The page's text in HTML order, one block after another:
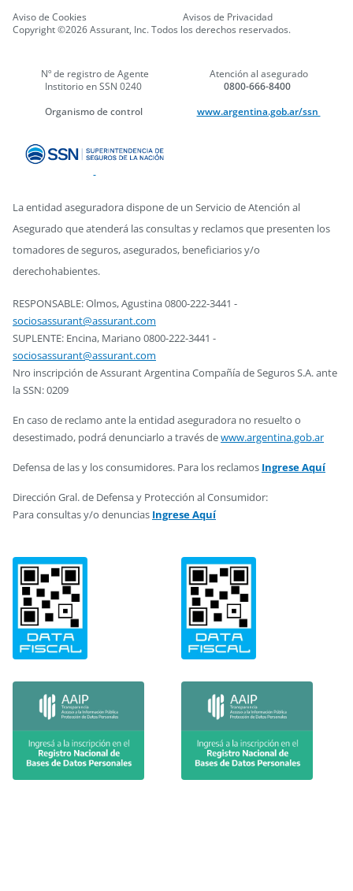
Copyright ©2026 Assurant, Inc. Todos los derechos reservados.
Aviso de Cookies
Avisos de Privacidad
Nº de registro de Agente
Institorio en SSN 0240
Atención al asegurado
0800-666-8400
Organismo de control
www.argentina.gob.ar/ssn
La entidad aseguradora dispone de un Servicio de Atención al
Asegurado que atenderá las consultas y reclamos que presenten los
tomadores de seguros, asegurados, beneficiarios y/o
derechohabientes.
RESPONSABLE: Olmos, Agustina 0800-222-3441 -
sociosassurant@assurant.com
SUPLENTE: Encina, Mariano 0800-222-3441 -
sociosassurant@assurant.com
Nro inscripción de Assurant Argentina Compañía de Seguros S.A. ante
la SSN: 0209
En caso de reclamo ante la entidad aseguradora no resuelto o
desestimado, podrá denunciarlo a través dewww.argentina.gob.ar
Defensa de las y los consumidores. Para los reclamos Ingrese Aquí
Dirección Gral. de Defensa y Protección al Consumidor:
Para consultas y/o denuncias Ingrese Aquí